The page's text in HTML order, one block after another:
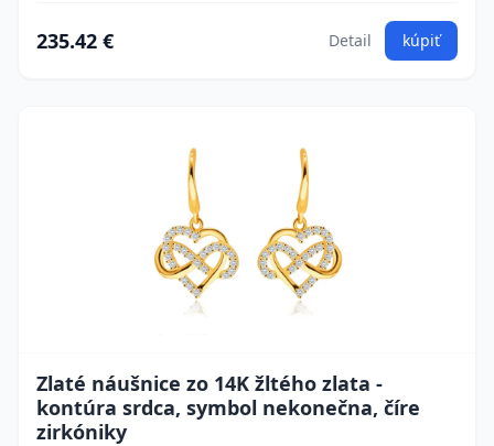
235.42 € Detail kúpiť
Zlaté náušnice zo 14K žltého zlata -
kontúra srdca, symbol nekonečna, číre
zirkóniky